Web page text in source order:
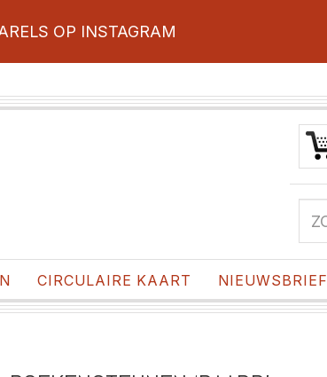
CIRCULAIRE KAART NIEUWSBRIEF
OP INSTAGRAM